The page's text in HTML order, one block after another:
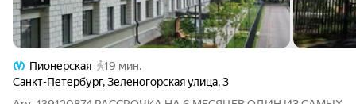
Пионерская
19 мин.
Санкт-Петербург,Зеленогорская улица,3